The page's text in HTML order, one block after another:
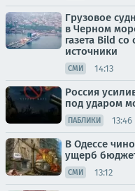
Грузовое
в Черном
газета Bild
источники
СМИ 14:13
Россия
под ударом
ПАБЛИКИ 13:46
В Одессе
ущерб
СМИ 13:12